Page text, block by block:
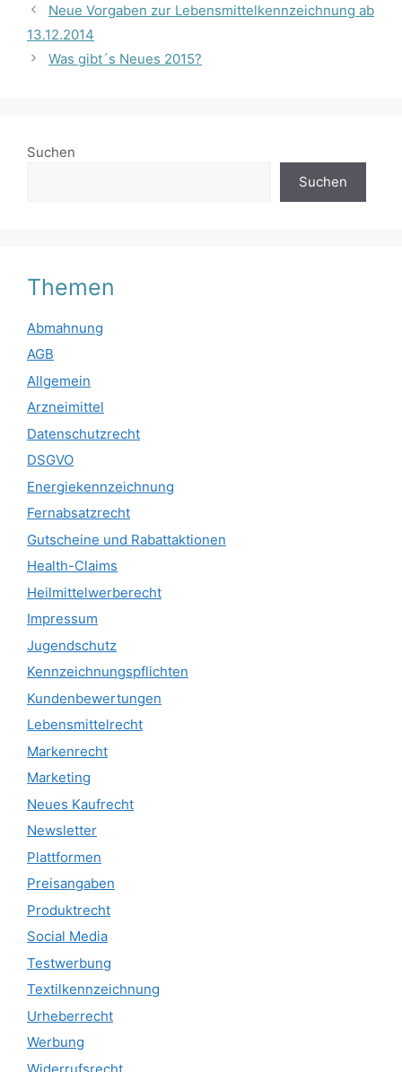
Neue Vorgaben zur Lebensmittelkennzeichnung ab
13.12.2014
Was gibt´s Neues 2015?
Suchen
Suchen
Themen
Abmahnung
AGB
Allgemein
Arzneimittel
Datenschutzrecht
DSGVO
Energiekennzeichnung
Fernabsatzrecht
Gutscheine und Rabattaktionen
Health-Claims
Heilmittelwerberecht
Impressum
Jugendschutz
Kennzeichnungspflichten
Kundenbewertungen
Lebensmittelrecht
Markenrecht
Marketing
Neues Kaufrecht
Newsletter
Plattformen
Preisangaben
Produktrecht
Social Media
Testwerbung
Textilkennzeichnung
Urheberrecht
Werbung
Widerrufsrecht